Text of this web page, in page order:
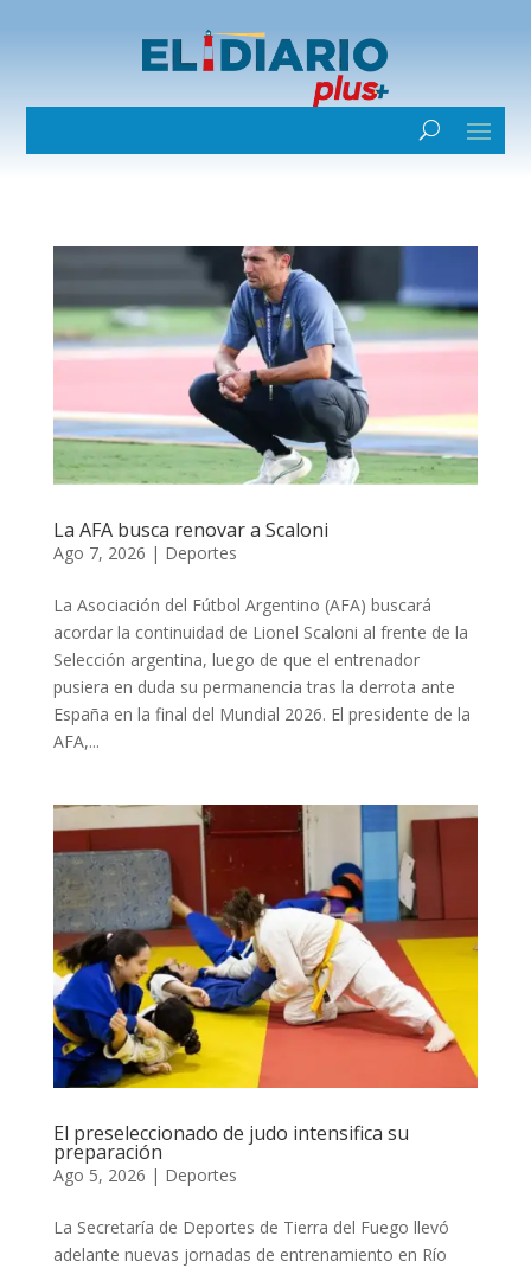
La AFA busca renovar a Scaloni
Ago 7, 2026 | Deportes
La Asociación del Fútbol Argentino (AFA) buscará
acordar la continuidad de Lionel Scaloni al frente de la
Selección argentina, luego de que el entrenador
pusiera en duda su permanencia tras la derrota ante
España en la final del Mundial 2026. El presidente de la
AFA,...
El preseleccionado de judo intensifica su
preparación
Ago 5, 2026 | Deportes
La Secretaría de Deportes de Tierra del Fuego llevó
adelante nuevas jornadas de entrenamiento en Río